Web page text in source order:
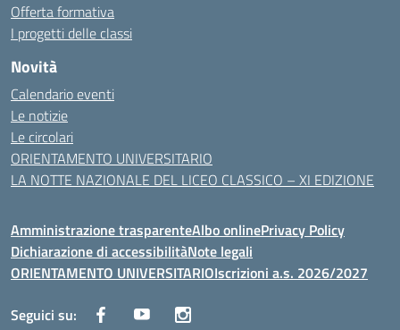
Offerta formativa
I progetti delle classi
Novità
Calendario eventi
Le notizie
Le circolari
ORIENTAMENTO UNIVERSITARIO
LA NOTTE NAZIONALE DEL LICEO CLASSICO – XI EDIZIONE
Amministrazione trasparenteAlbo onlinePrivacy Policy
Dichiarazione di accessibilitàNote legali
ORIENTAMENTO UNIVERSITARIOIscrizioni a.s. 2026/2027
Seguici su: